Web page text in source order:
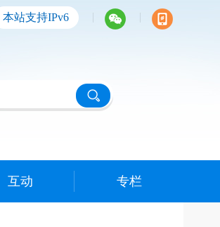
本站支持IPv6 | |
互动 专栏